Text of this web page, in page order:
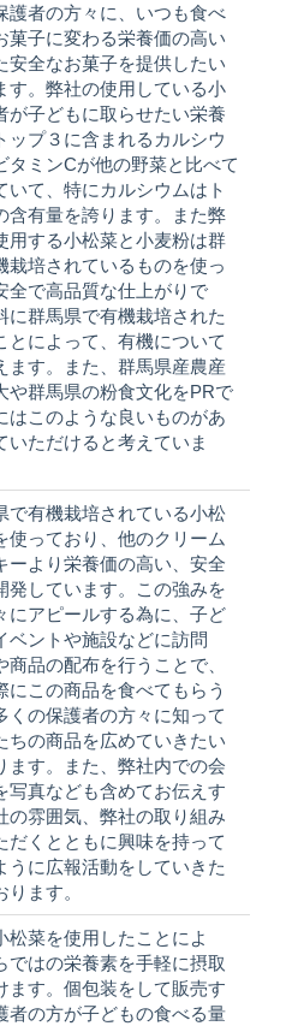
護者の方々に、いつも食べ
菓子に変わる栄養価の高い
安全なお菓子を提供したい
す。弊社の使用している小
が子どもに取らせたい栄養
ップ３に含まれるカルシウ
タミンCが他の野菜と比べて
いて、特にカルシウムはト
含有量を誇ります。また弊
用する小松菜と小麦粉は群
栽培されているものを使っ
全で高品質な仕上がりで
に群馬県で有機栽培された
とによって、有機について
ます。また、群馬県産農産
や群馬県の粉食文化をPRで
はこのような良いものがあ
いただけると考えていま
で有機栽培されている小松
使っており、他のクリーム
ーより栄養価の高い、安全
発しています。この強みを
にアピールする為に、子ど
ベントや施設などに訪問
商品の配布を行うことで、
にこの商品を食べてもらう
くの保護者の方々に知って
ちの商品を広めていきたい
ます。また、弊社内での会
写真なども含めてお伝えす
の雰囲気、弊社の取り組み
だくとともに興味を持って
うに広報活動をしていきた
ます。
松菜を使用したことによ
ではの栄養素を手軽に摂取
ます。個包装をして販売す
者の方が子どもの食べる量